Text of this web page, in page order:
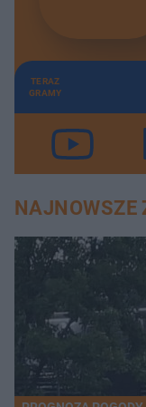
TERAZ
GRAMY
NAJNOWSZE